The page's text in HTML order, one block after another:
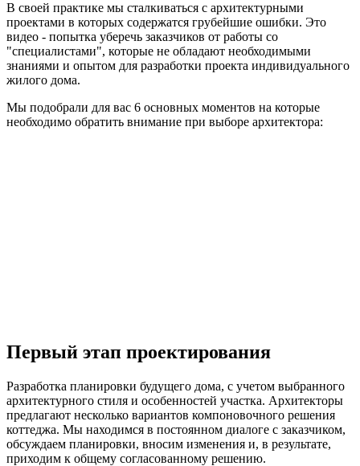
В своей практике мы сталкиваться с архитектурными
проектами в которых содержатся грубейшие ошибки. Это
видео - попытка уберечь заказчиков от работы со
"специалистами", которые не обладают необходимыми
знаниями и опытом для разработки проекта индивидуального
жилого дома.
Мы подобрали для вас 6 основных моментов на которые
необходимо обратить внимание при выборе архитектора:
Первый этап проектирования
Разработка планировки будущего дома, с учетом выбранного
архитектурного стиля и особенностей участка. Архитекторы
предлагают несколько вариантов компоновочного решения
коттеджа. Мы находимся в постоянном диалоге с заказчиком,
обсуждаем планировки, вносим изменения и, в результате,
приходим к общему согласованному решению.